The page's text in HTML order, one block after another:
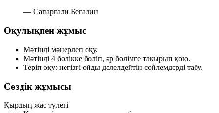
— Сапарғали Бегалин
Оқулықпен жұмыс
Мәтінді мәнерлеп оқу.
Мәтінді 4 бөлікке бөліп, әр бөлімге тақырып қою.
Теріп оқу: негізгі ойды дәлелдейтін сөйлемдерді табу.
Сөздік жұмысы
Қырдың жас түлегі